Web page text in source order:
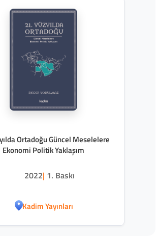
Ortadoğu Güncel Meselelere
Ekonomi Politik Yaklaşım
2022| 1. Baskı
Kadim Yayınları